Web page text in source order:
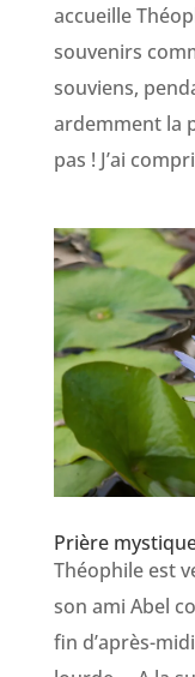
accueille
souvenirs
souviens,
ardemment la
pas ! J’ai
Prière
Théophile est
son ami Abel
fin d’après-